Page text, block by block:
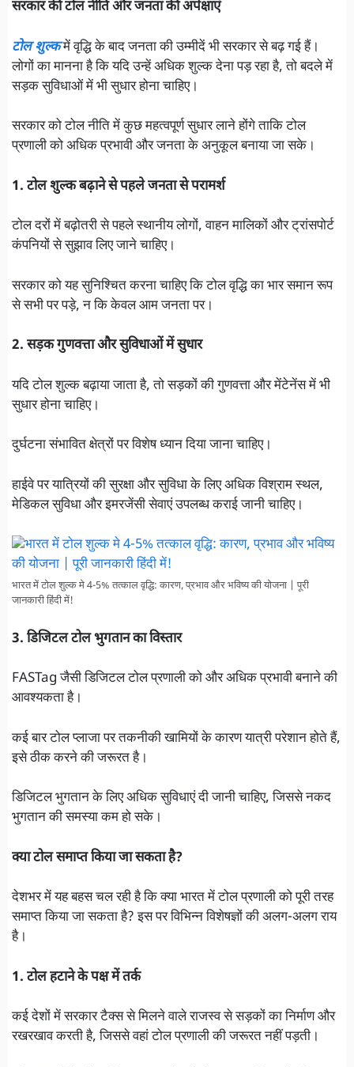
सरकार की टोल नीति और जनता की अपेक्षाएं
टोल शुल्कमें वृद्धि के बाद जनता की उम्मीदें भी सरकार से बढ़ गई हैं।
लोगों का मानना है कि यदि उन्हें अधिक शुल्क देना पड़ रहा है, तो बदले में
सड़क सुविधाओं में भी सुधार होना चाहिए।
सरकार को टोल नीति में कुछ महत्वपूर्ण सुधार लाने होंगे ताकि टोल
प्रणाली को अधिक प्रभावी और जनता के अनुकूल बनाया जा सके।
1. टोल शुल्क बढ़ाने से पहले जनता से परामर्श
टोल दरों में बढ़ोतरी से पहले स्थानीय लोगों, वाहन मालिकों और ट्रांसपोर्ट
कंपनियों से सुझाव लिए जाने चाहिए।
सरकार को यह सुनिश्चित करना चाहिए कि टोल वृद्धि का भार समान रूप
से सभी पर पड़े, न कि केवल आम जनता पर।
2. सड़क गुणवत्ता और सुविधाओं में सुधार
यदि टोल शुल्क बढ़ाया जाता है, तो सड़कों की गुणवत्ता और मेंटेनेंस में भी
सुधार होना चाहिए।
दुर्घटना संभावित क्षेत्रों पर विशेष ध्यान दिया जाना चाहिए।
हाईवे पर यात्रियों की सुरक्षा और सुविधा के लिए अधिक विश्राम स्थल,
मेडिकल सुविधा और इमरजेंसी सेवाएं उपलब्ध कराई जानी चाहिए।
भारत में टोल शुल्क मे 4-5% तत्काल वृद्धि: कारण, प्रभाव और भविष्य की योजना | पूरी
जानकारी हिंदी में!
3. डिजिटल टोल भुगतान का विस्तार
FASTag जैसी डिजिटल टोल प्रणाली को और अधिक प्रभावी बनाने की
आवश्यकता है।
कई बार टोल प्लाजा पर तकनीकी खामियों के कारण यात्री परेशान होते हैं,
इसे ठीक करने की जरूरत है।
डिजिटल भुगतान के लिए अधिक सुविधाएं दी जानी चाहिए, जिससे नकद
भुगतान की समस्या कम हो सके।
क्या टोल समाप्त किया जा सकता है?
देशभर में यह बहस चल रही है कि क्या भारत में टोल प्रणाली को पूरी तरह
समाप्त किया जा सकता है? इस पर विभिन्न विशेषज्ञों की अलग-अलग राय
है।
1. टोल हटाने के पक्ष में तर्क
कई देशों में सरकार टैक्स से मिलने वाले राजस्व से सड़कों का निर्माण और
रखरखाव करती है, जिससे वहां टोल प्रणाली की जरूरत नहीं पड़ती।